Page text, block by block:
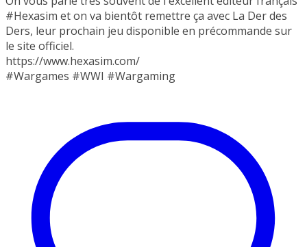
#Hexasim et on va bientôt remettre ça avec La Der des
Ders, leur prochain jeu disponible en précommande sur
le site officiel.
https://www.hexasim.com/
#Wargames #WWI #Wargaming